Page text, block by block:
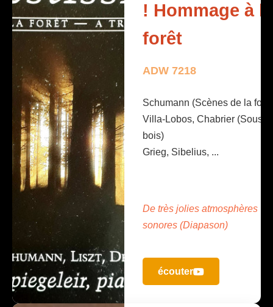
! Hommage à la
forêt
ADW 7218
Schumann (Scènes de la
Villa-Lobos, Chabrier (Sous-
bois)
Grieg, Sibelius, ...
De très jolies atmosphères
sonores (Diapason)
écouter